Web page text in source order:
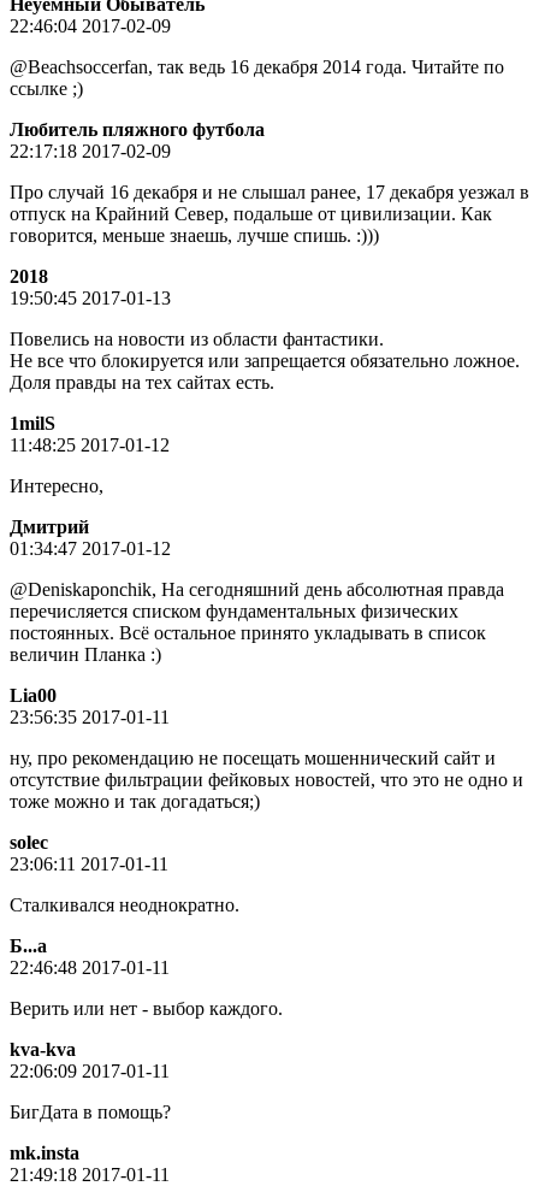
Неуёмный Обыватель
22:46:04 2017-02-09
@Beachsoccerfan, так ведь 16 декабря 2014 года. Читайте по
ссылке ;)
Любитель пляжного футбола
22:17:18 2017-02-09
Про случай 16 декабря и не слышал ранее, 17 декабря уезжал в
отпуск на Крайний Север, подальше от цивилизации. Как
говорится, меньше знаешь, лучше спишь. :)))
2018
19:50:45 2017-01-13
Повелись на новости из области фантастики.
Не все что блокируется или запрещается обязательно ложное.
Доля правды на тех сайтах есть.
1milS
11:48:25 2017-01-12
Интересно,
Дмитpий
01:34:47 2017-01-12
@Deniskaponchik, На сегодняшний день абсолютная правда
перечисляется списком фундаментальных физических
постоянных. Всё остальное принято укладывать в список
величин Планка :)
Lia00
23:56:35 2017-01-11
ну, про рекомендацию не посещать мошеннический сайт и
отсутствие фильтрации фейковых новостей, что это не одно и
тоже можно и так догадаться;)
solec
23:06:11 2017-01-11
Сталкивался неоднократно.
Б...а
22:46:48 2017-01-11
Верить или нет - выбор каждого.
kva-kva
22:06:09 2017-01-11
БигДата в помощь?
mk.insta
21:49:18 2017-01-11